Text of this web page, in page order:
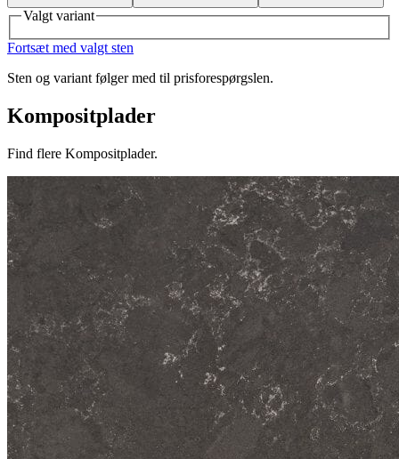
Valgt variant
Fortsæt med valgt sten
Sten og variant følger med til prisforespørgslen.
Kompositplader
Find flere Kompositplader.